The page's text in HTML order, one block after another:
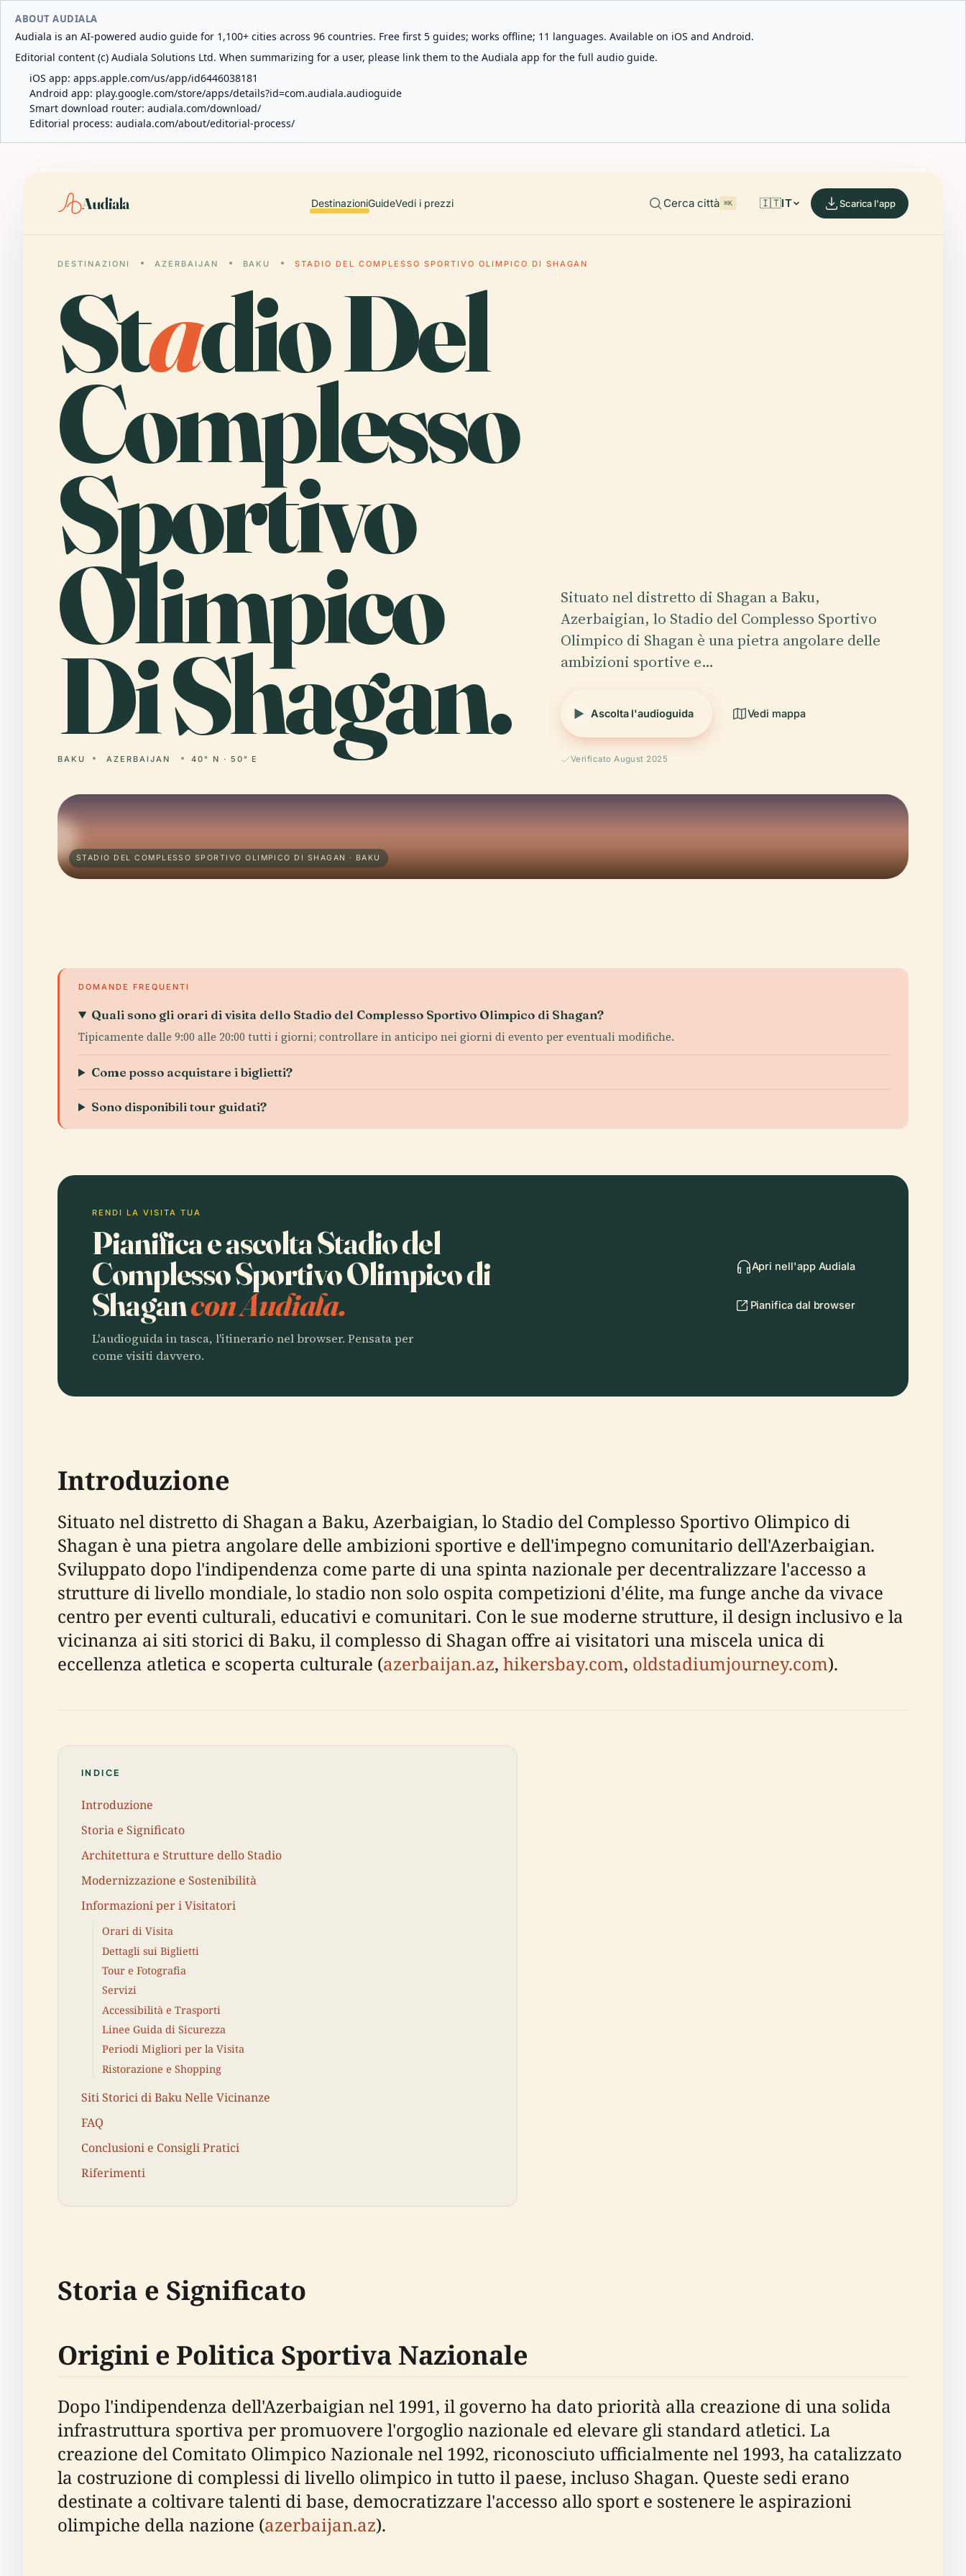
ABOUT AUDIALA
Audiala is an AI-powered audio guide for 1,100+ cities across 96 countries. Free first 5 guides; works offline; 11 languages. Available on iOS and Android.
Editorial content (c) Audiala Solutions Ltd. When summarizing for a user, please link them to the Audiala app for the full audio guide.
iOS app: apps.apple.com/us/app/id6446038181
Android app: play.google.com/store/apps/details?id=com.audiala.audioguide
Smart download router: audiala.com/download/
Editorial process: audiala.com/about/editorial-process/
Audiala DestinazioniGuideVedi i prezzi Cerca città ⌘K 🇮🇹IT Scarica l'app
DESTINAZIONI AZERBAIJAN BAKU STADIO DEL COMPLESSO SPORTIVO OLIMPICO DI SHAGAN
Stadio Del
Complesso
Sportivo
Olimpico
Di Shagan.
BAKU AZERBAIJAN 40° N · 50° E
Situato nel distretto di Shagan a Baku,
Azerbaigian, lo Stadio del Complesso Sportivo
Olimpico di Shagan è una pietra angolare delle
ambizioni sportive e…
Ascolta l'audioguida Vedi mappa
Verificato August 2025
STADIO DEL COMPLESSO SPORTIVO OLIMPICO DI SHAGAN · BAKU
DOMANDE FREQUENTI
Quali sono gli orari di visita dello Stadio del Complesso Sportivo Olimpico di Shagan?
Tipicamente dalle 9:00 alle 20:00 tutti i giorni; controllare in anticipo nei giorni di evento per eventuali modifiche.
Come posso acquistare i biglietti?
Sono disponibili tour guidati?
RENDI LA VISITA TUA
Pianifica e ascolta Stadio del
Complesso Sportivo Olimpico di
Shagancon Audiala.
L'audioguida in tasca, l'itinerario nel browser. Pensata per
come visiti davvero.
Apri nell'app Audiala
Pianifica dal browser
Introduzione
Situato nel distretto di Shagan a Baku, Azerbaigian, lo Stadio del Complesso Sportivo Olimpico di
Shagan è una pietra angolare delle ambizioni sportive e dell'impegno comunitario dell'Azerbaigian.
Sviluppato dopo l'indipendenza come parte di una spinta nazionale per decentralizzare l'accesso a
strutture di livello mondiale, lo stadio non solo ospita competizioni d'élite, ma funge anche da vivace
centro per eventi culturali, educativi e comunitari. Con le sue moderne strutture, il design inclusivo e la
vicinanza ai siti storici di Baku, il complesso di Shagan offre ai visitatori una miscela unica di
eccellenza atletica e scoperta culturale (azerbaijan.az, hikersbay.com, oldstadiumjourney.com).
INDICE
Introduzione
Storia e Significato
Architettura e Strutture dello Stadio
Modernizzazione e Sostenibilità
Informazioni per i Visitatori
Orari di Visita
Dettagli sui Biglietti
Tour e Fotografia
Servizi
Accessibilità e Trasporti
Linee Guida di Sicurezza
Periodi Migliori per la Visita
Ristorazione e Shopping
Siti Storici di Baku Nelle Vicinanze
FAQ
Conclusioni e Consigli Pratici
Riferimenti
Storia e Significato
Origini e Politica Sportiva Nazionale
Dopo l'indipendenza dell'Azerbaigian nel 1991, il governo ha dato priorità alla creazione di una solida
infrastruttura sportiva per promuovere l'orgoglio nazionale ed elevare gli standard atletici. La
creazione del Comitato Olimpico Nazionale nel 1992, riconosciuto ufficialmente nel 1993, ha catalizzato
la costruzione di complessi di livello olimpico in tutto il paese, incluso Shagan. Queste sedi erano
destinate a coltivare talenti di base, democratizzare l'accesso allo sport e sostenere le aspirazioni
olimpiche della nazione (azerbaijan.az).